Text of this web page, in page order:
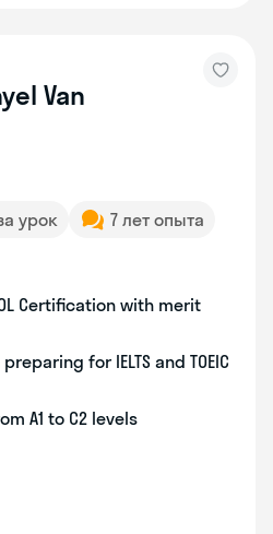
Van
урок
7 лет опыта
Certification with merit
for IELTS and TOEIC
A1 to C2 levels